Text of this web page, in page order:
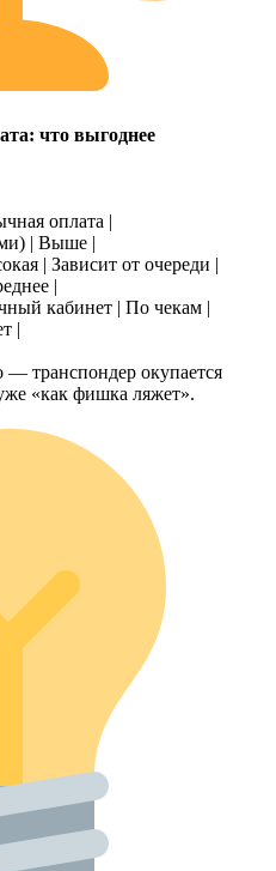
что выгоднее
оплата |
| Выше |
| Зависит от очереди |
|
кабинет | По чекам |
|
— транспондер окупается
«как фишка ляжет».